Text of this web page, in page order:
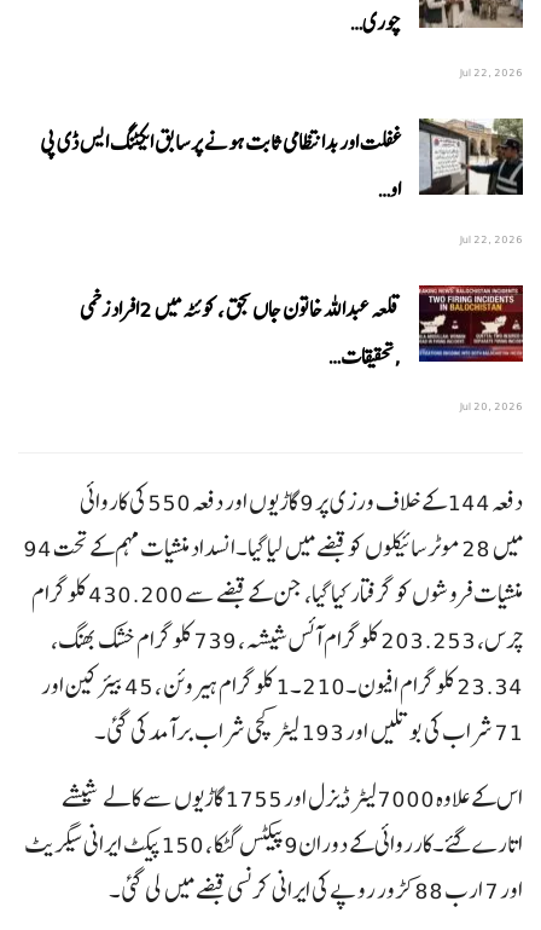
چوری…
Jul 22, 2026
غفلت اور بدانتظامی ثابت ہونے پر سابق ایکٹنگ ایس ڈی پی
او…
Jul 22, 2026
قلعہ عبداللہ خاتون جاں بحق ، کوئٹہ میں 2افراد زخمی
,تحقیقات…
Jul 20, 2026
دفعہ 144 کے خلاف ورزی پر 9 گاڑیوں اور دفعہ 550 کی کاروائی
میں 28 موٹر سائیکلوں کو قبضے میں لیا گیا۔انسداد منشیات مہم کے تحت 94
منشیات فروشوں کو گرفتار کیا گیا، جن کے قبضے سے 430.200 کلوگرام
چرس، 203.253 کلوگرام آئس شیشہ ، 739 کلوگرام خشک بھنگ،
23.34 کلوگرام افیون۔210۔1 کلوگرام ہیروئن ، 45 بیئرکین اور
71 شراب کی بوتلیں اور 193 لیٹر کچی شراب برآمد کی گئی۔
اس کے علاوہ 7000لیٹر ڈیزل اور 1755 گاڑیوں سے کالے شیشے
اتارے گئے۔کارروائی کے دوران9 پیکٹس گٹکا ، 150پیکٹ ایرانی سیگریٹ
اور 7 ارب 88 کڑور روپے کی ایرانی کرنسی قبضے میں لی گئی۔